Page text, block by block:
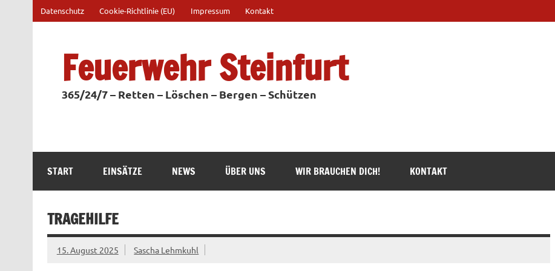
springen
Datenschutz Cookie-Richtlinie (EU) Impressum Kontakt
Feuerwehr Steinfurt
365/24/7 – Retten – Löschen – Bergen – Schützen
START EINSÄTZE NEWS ÜBER UNS WIR BRAUCHEN DICH! KONTAKT
TRAGEHILFE
15. August 2025 Sascha Lehmkuhl